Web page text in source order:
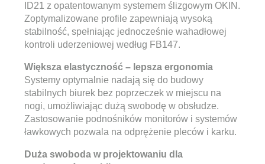
ID21 z opatentowanym systemem ślizgowym OKIN.
Zoptymalizowane profile zapewniają wysoką
stabilność, spełniając jednocześnie wahadłowej
kontroli uderzeniowej według FB147.
Większa elastyczność – lepsza ergonomia
Systemy optymalnie nadają się do budowy
stabilnych biurek bez poprzeczek w miejscu na
nogi, umożliwiając dużą swobodę w obsłudze.
Zastosowanie podnośników monitorów i systemów
ławkowych pozwala na odprężenie pleców i karku.
Duża swoboda w projektowaniu dla